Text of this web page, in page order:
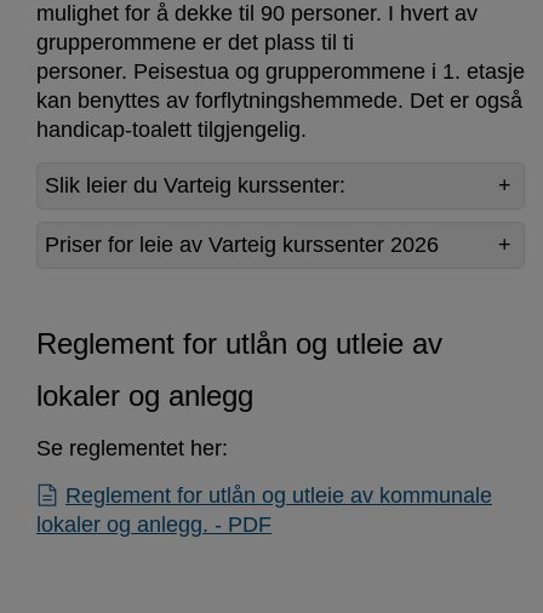
mulighet for å dekke til 90 personer. I hvert av
grupperommene er det plass til ti
personer. Peisestua og grupperommene i 1. etasje
kan benyttes av forflytningshemmede. Det er også
handicap-toalett tilgjengelig.
Slik leier du Varteig kurssenter:
Priser for leie av Varteig kurssenter 2026
Reglement for utlån og utleie av
lokaler og anlegg
Se reglementet her:
Reglement for utlån og utleie av kommunale
lokaler og anlegg. - PDF